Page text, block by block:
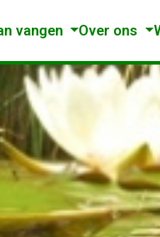
vangen Over ons